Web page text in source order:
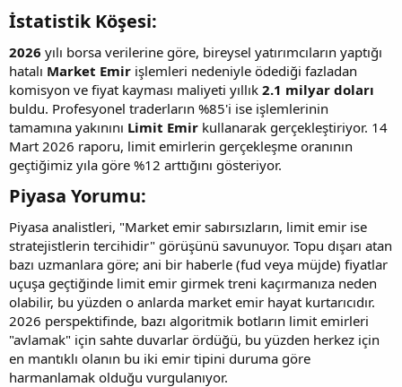
İstatistik Köşesi:​
2026 yılı borsa verilerine göre, bireysel yatırımcıların yaptığı
hatalı Market Emir işlemleri nedeniyle ödediği fazladan
komisyon ve fiyat kayması maliyeti yıllık 2.1 milyar doları
buldu. Profesyonel traderların %85'i ise işlemlerinin
tamamına yakınını Limit Emir kullanarak gerçekleştiriyor. 14
Mart 2026 raporu, limit emirlerin gerçekleşme oranının
geçtiğimiz yıla göre %12 arttığını gösteriyor.
Piyasa Yorumu:​
Piyasa analistleri, "Market emir sabırsızların, limit emir ise
stratejistlerin tercihidir" görüşünü savunuyor. Topu dışarı atan
bazı uzmanlara göre; ani bir haberle (fud veya müjde) fiyatlar
uçuşa geçtiğinde limit emir girmek treni kaçırmanıza neden
olabilir, bu yüzden o anlarda market emir hayat kurtarıcıdır.
2026 perspektifinde, bazı algoritmik botların limit emirleri
"avlamak" için sahte duvarlar ördüğü, bu yüzden herkez için
en mantıklı olanın bu iki emir tipini duruma göre
harmanlamak olduğu vurgulanıyor.